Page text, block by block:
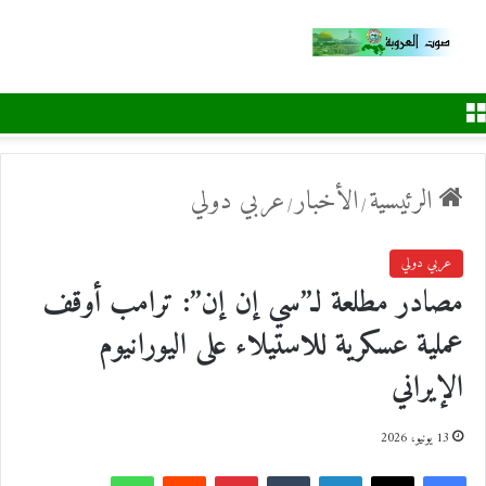
الرئيسية/الأخبار/عربي دولي
عربي دولي
مصادر مطلعة لـ”سي إن إن”: ترامب أوقف
عملية عسكرية للاستيلاء على اليورانيوم
الإيراني
13 يونيو، 2026